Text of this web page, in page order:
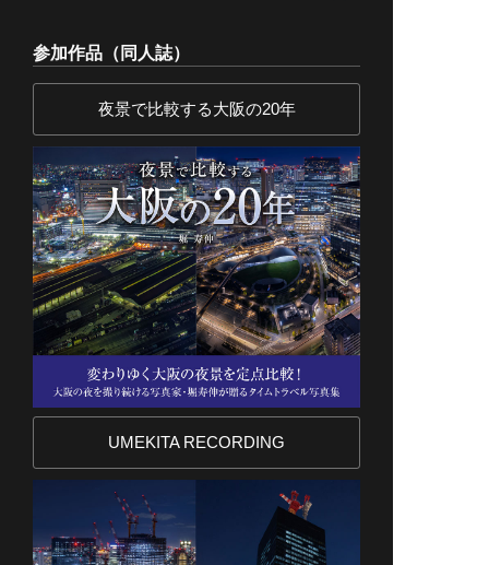
参加作品（同人誌）
夜景で比較する大阪の20年
UMEKITA RECORDING